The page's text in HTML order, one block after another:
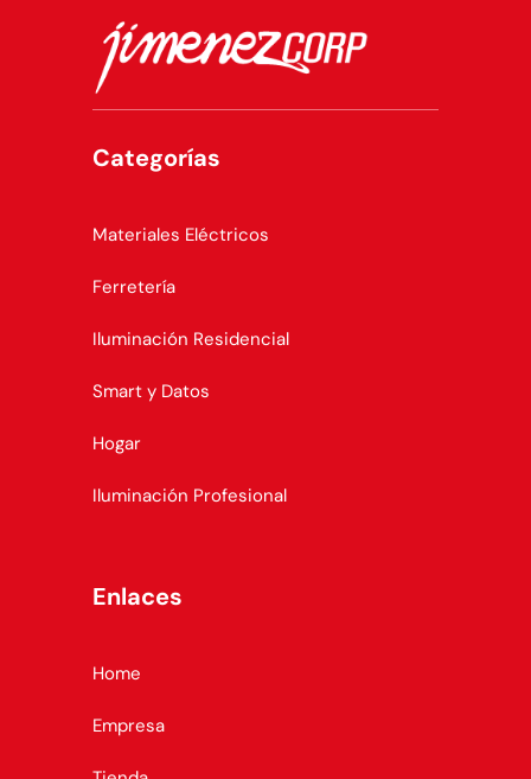
Categorías
Materiales Eléctricos
Ferretería
Iluminación Residencial
Smart y Datos
Hogar
Iluminación Profesional
Enlaces
Home
Empresa